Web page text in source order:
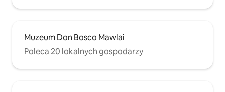
Muzeum Don Bosco Mawlai
Poleca 20 lokalnych gospodarzy